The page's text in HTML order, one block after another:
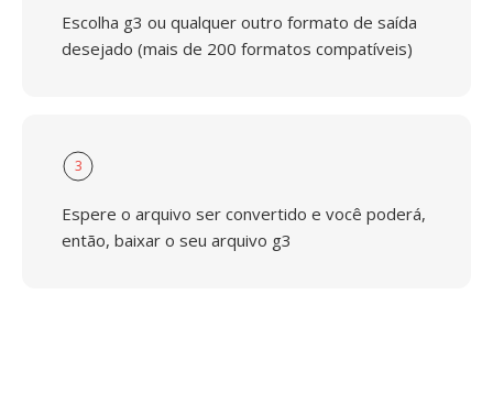
Escolha g3 ou qualquer outro formato de saída
desejado (mais de 200 formatos compatíveis)
3
Espere o arquivo ser convertido e você poderá,
então, baixar o seu arquivo g3